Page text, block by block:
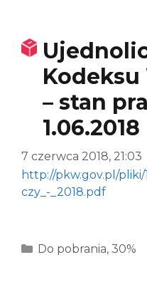
– stan
1.06.2018
7 czerwca 2018, 21:03
http://pkw.gov.pl/pliki/
czy_-_2018.pdf
Kategorie
Do pobrania, 30%